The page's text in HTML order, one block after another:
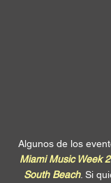
Algunos de los
Miami Music Week
South Beach. Si